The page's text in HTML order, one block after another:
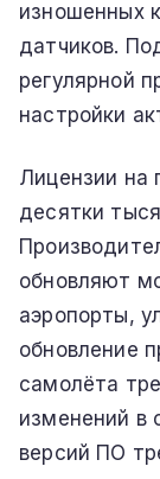
изношенных
датчиков.
регулярной
настройки
Лицензии на
десятки
обновляют
аэропорты,
обновление
самолёта
изменений в
версий ПО